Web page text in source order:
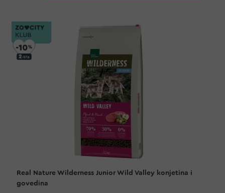
Real Nature Wilderness Junior Wild Valley konjetina i
govedina